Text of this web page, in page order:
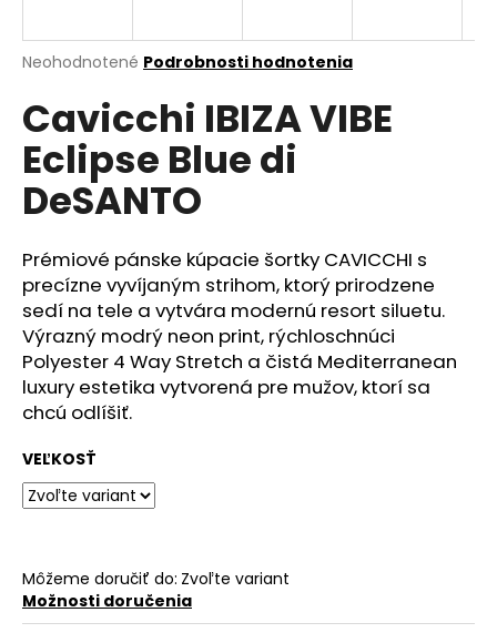
Priemerné
produktu
je
0,0
5
hviezdičiek.
Neohodnotené Podrobnosti hodnotenia
Cavicchi IBIZA VIBE
Eclipse Blue di
DeSANTO
Prémiové pánske kúpacie šortky CAVICCHI s
precízne vyvíjaným strihom, ktorý prirodzene
sedí na tele a vytvára modernú resort siluetu.
Výrazný modrý neon print, rýchloschnúci
Polyester 4 Way Stretch a čistá Mediterranean
luxury estetika vytvorená pre mužov, ktorí sa
chcú odlíšiť.
VEĽKOSŤ
Môžeme doručiť do: Zvoľte variant
Možnosti doručenia
j
ť
?
HĽADAŤ
O
d
p
o
r
ú
č
e